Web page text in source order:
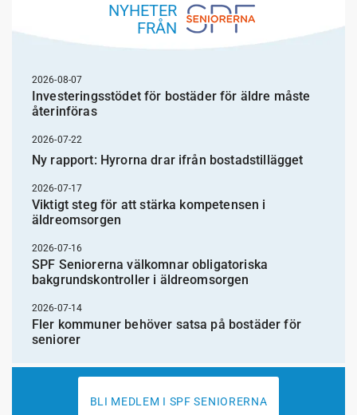
NYHETER
FRÅN
2026-08-07
Investeringsstödet för bostäder för äldre måste
återinföras
2026-07-22
Ny rapport: Hyrorna drar ifrån bostadstillägget
2026-07-17
Viktigt steg för att stärka kompetensen i
äldreomsorgen
2026-07-16
SPF Seniorerna välkomnar obligatoriska
bakgrundskontroller i äldreomsorgen
2026-07-14
Fler kommuner behöver satsa på bostäder för
seniorer
BLI MEDLEM I SPF SENIORERNA